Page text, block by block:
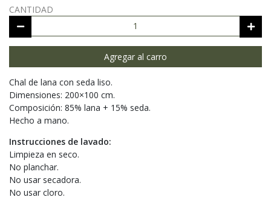
CANTIDAD
Agregar al carro
Chal de lana con seda liso.
Dimensiones: 200×100 cm.
Composición: 85% lana + 15% seda.
Hecho a mano.
Instrucciones de lavado:
Limpieza en seco.
No planchar.
No usar secadora.
No usar cloro.